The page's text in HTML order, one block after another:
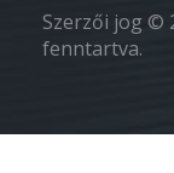
Szerzői jog ©
fenntartva.